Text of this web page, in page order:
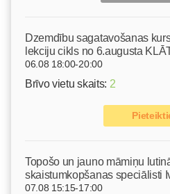
Dzemdību sagatavošanas
lekciju cikls no 6.augusta
06.08 18:00-20:00
Brīvo vietu skaits: 2
Topošo un jauno māmiņu
skaistumkopšanas speciālisti
07.08 15:15-17:00